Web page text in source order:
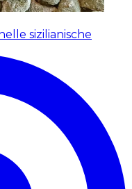
sizilianische